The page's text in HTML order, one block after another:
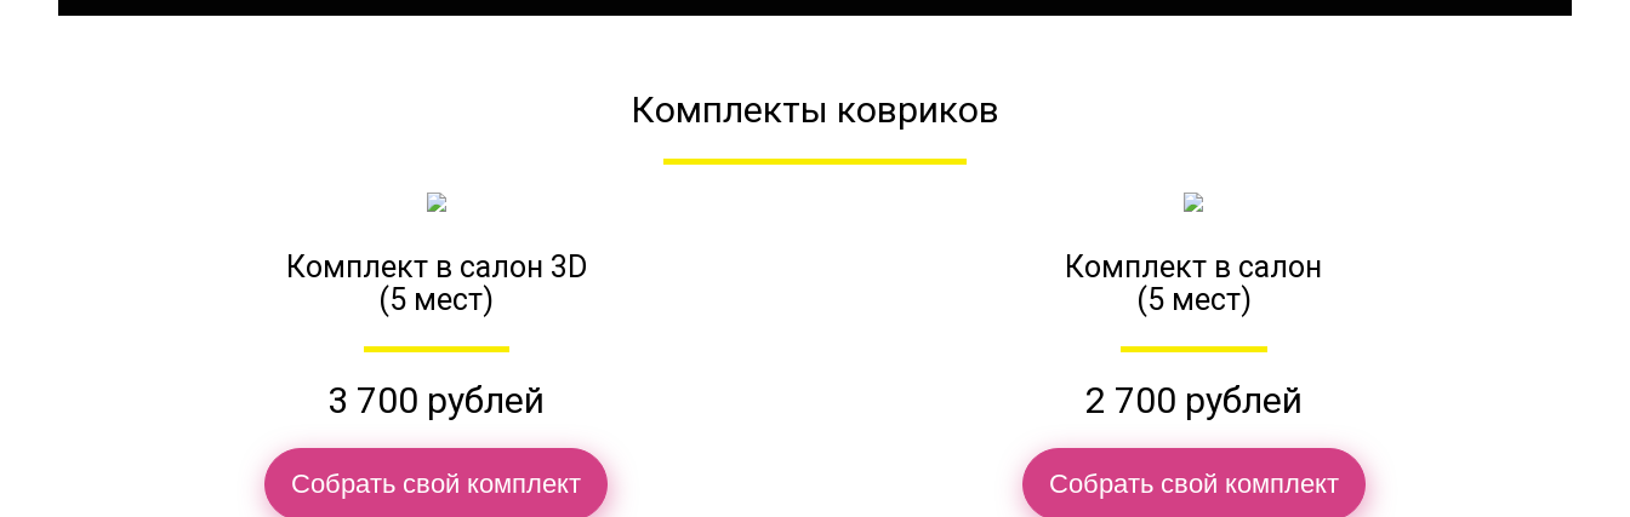
Комплекты ковриков
Комплект в салон 3D
(5 мест)
3 700 рублей
Собрать свой комплект
Комплект в салон
(5 мест)
2 700 рублей
Собрать свой комплект